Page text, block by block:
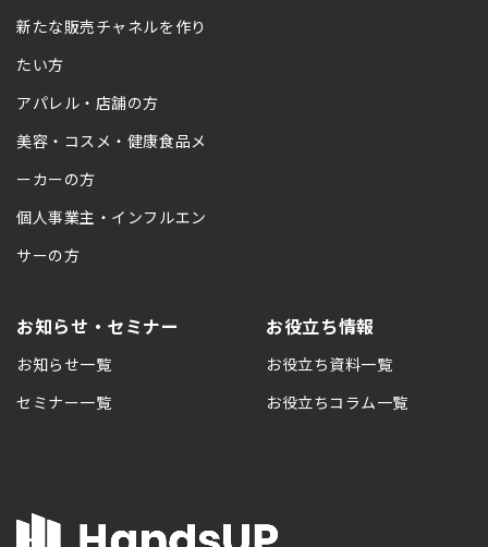
新たな販売チャネルを作り
たい方
アパレル・店舗の方
美容・コスメ・健康食品メ
ーカーの方
個人事業主・インフルエン
サーの方
お知らせ・セミナー
お知らせ一覧
セミナー一覧
お役立ち情報
お役立ち資料一覧
お役立ちコラム一覧